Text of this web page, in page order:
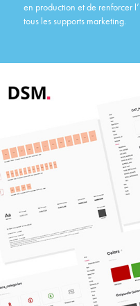
en production et de renforcer
tous les supports marketing.